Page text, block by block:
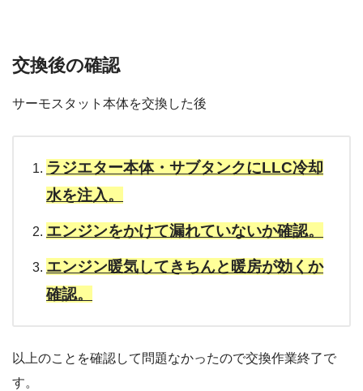
交換後の確認
サーモスタット本体を交換した後
ラジエター本体・サブタンクにLLC冷却
水を注入。
エンジンをかけて漏れていないか確認。
エンジン暖気してきちんと暖房が効くか
確認。
以上のことを確認して問題なかったので交換作業終了で
す。